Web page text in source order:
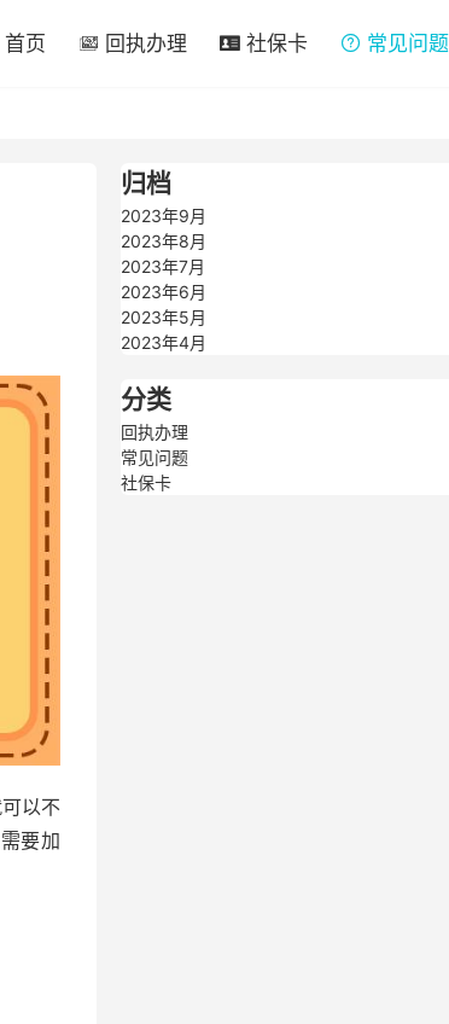
首页  回执办理  社保卡  常见问题
以不
要加
归档
2023年9月
2023年8月
2023年7月
2023年6月
2023年5月
2023年4月
分类
回执办理
常见问题
社保卡